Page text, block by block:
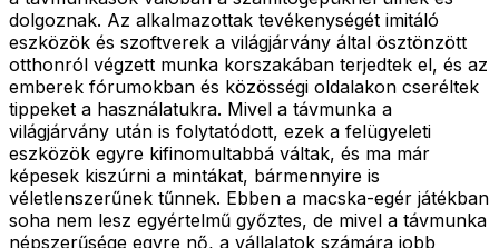
dolgoznak. Az alkalmazottak tevékenységét imitáló
eszközök és szoftverek a világjárvány által ösztönzött
otthonról végzett munka korszakában terjedtek el, és az
emberek fórumokban és közösségi oldalakon cseréltek
tippeket a használatukra. Mivel a távmunka a
világjárvány után is folytatódott, ezek a felügyeleti
eszközök egyre kifinomultabbá váltak, és ma már
képesek kiszúrni a mintákat, bármennyire is
véletlenszerűnek tűnnek. Ebben a macska-egér játékban
soha nem lesz egyértelmű győztes, de mivel a távmunka
népszerűsége egyre nő, a vállalatok számára jobb